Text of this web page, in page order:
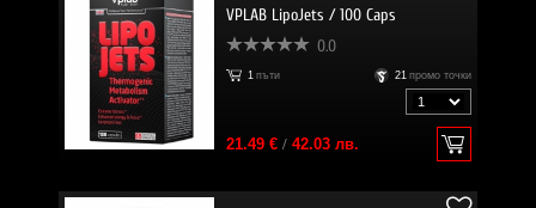
VPLAB LipoJets / 100 Caps
0.0
1 пъти 21 промо точки
21.49 €/ 42.03 лв.